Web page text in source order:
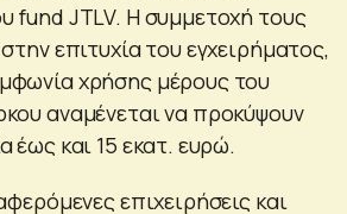
fund JTLV. Η συμμετοχή τους
επιτυχία του εγχειρήματος,
χρήσης μέρους του
αναμένεται να προκύψουν
έως και 15 εκατ. ευρώ.
επιχειρήσεις και